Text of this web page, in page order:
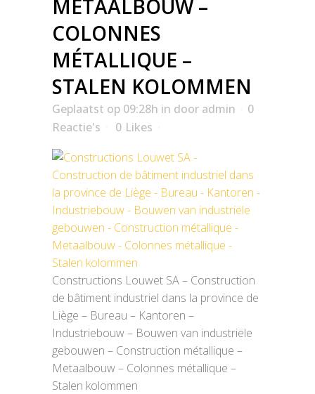
METAALBOUW –
COLONNES
MÉTALLIQUE –
STALEN KOLOMMEN
Geplaatst op 09:28h in door admin
0
Reactie's
0 Likes
Constructions Louwet SA – Construction
de bâtiment industriel dans la province de
Liège – Bureau – Kantoren –
Industriebouw – Bouwen van industriële
gebouwen – Construction métallique –
Metaalbouw – Colonnes métallique –
Stalen kolommen